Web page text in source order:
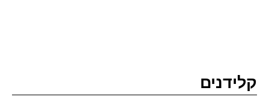
קלידנים